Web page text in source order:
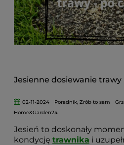
Jesienne dosiewanie trawy
02-11-2024 Poradnik,Zrób to sam
Home&Garden24
Jesień to doskonały
kondycję trawnika i